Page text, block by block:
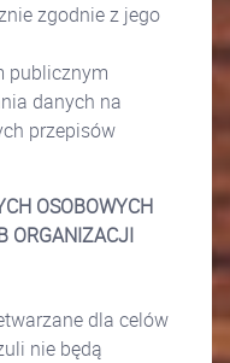
zgodnie z jego
publicznym
danych na
przepisów
OSOBOWYCH
ORGANIZACJI
dla celów
nie będą